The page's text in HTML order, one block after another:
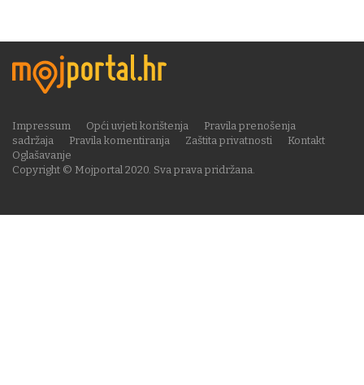
Copyright © Mojportal 2020. Sva prava pridržana.
Impressum Opći uvjeti korištenja
Pravila prenošenja
sadržaja
Pravila komentiranja Zaštita privatnosti
Kontakt
Oglašavanje